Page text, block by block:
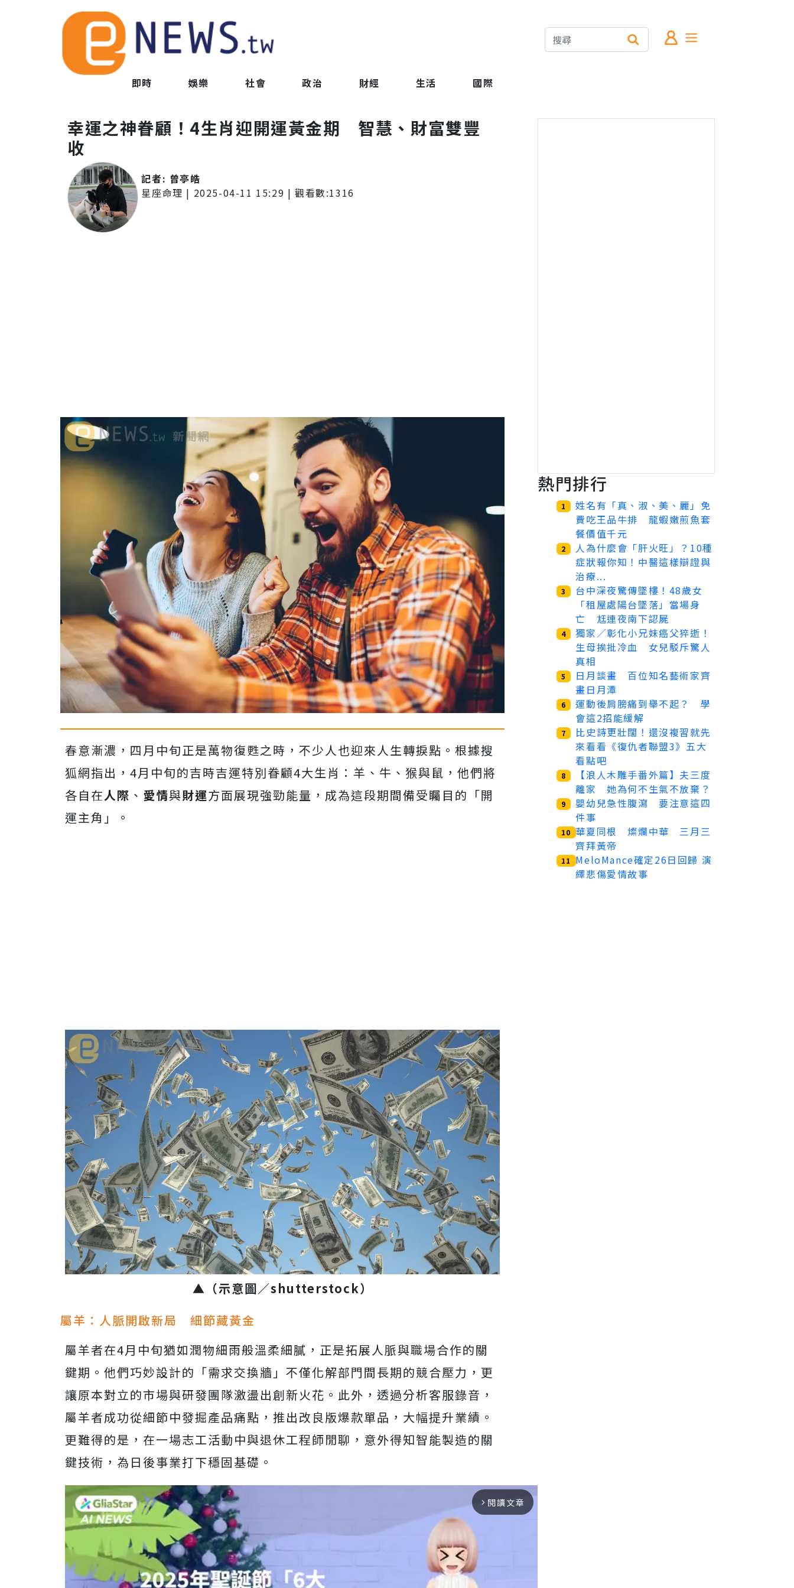
即時 娛樂 社會 政治 財經 生活 國際
幸運之神眷顧！4生肖迎開運黃金期 智慧、財富雙豐
收
記者: 曾亭皓
星座命理 | 2025-04-11 15:29 | 觀看數:1316
春意漸濃，四月中旬正是萬物復甦之時，不少人也迎來人生轉捩點。根據搜
狐網指出，4月中旬的吉時吉運特別眷顧4大生肖：羊、牛、猴與鼠，他們將
各自在人際 、 愛情與財運方面展現強勁能量，成為這段期間備受矚目的「開
運主角」。
▲ （示意圖／shutterstock）
屬羊：人脈開啟新局 細節藏黃金
屬羊者在4月中旬猶如潤物細雨般溫柔細膩，正是拓展人脈與職場合作的關
鍵期。他們巧妙設計的「需求交換牆」不僅化解部門間長期的競合壓力，更
讓原本對立的市場與研發團隊激盪出創新火花。此外，透過分析客服錄音，
屬羊者成功從細節中發掘產品痛點，推出改良版爆款單品，大幅提升業績。
更難得的是，在一場志工活動中與退休工程師閒聊，意外得知智能製造的關
鍵技術，為日後事業打下穩固基礎。
arrow_forward_ios 閱讀文章
熱門排行
1
姓名有「真、淑、美、麗」免
費吃王品牛排 龍蝦嫩煎魚套
餐價值千元
2
人為什麼會「肝火旺」？10種
症狀報你知！中醫這樣辯證與
治療...
3
台中深夜驚傳墜樓！48歲女
「租屋處陽台墜落」當場身
亡 尪連夜南下認屍
4
獨家／彰化小兄妹癌父猝逝！
生母挨批冷血 女兒駁斥驚人
真相
5
日月談畫 百位知名藝術家齊
畫日月潭
6
運動後肩膀痛到舉不起？ 學
會這2招能緩解
7
比史詩更壯闊！還沒複習就先
來看看《復仇者聯盟3》五大
看點吧
8
【浪人木雕手番外篇】夫三度
離家 她為何不生氣不放棄？
9
嬰幼兒急性腹瀉 要注意這四
件事
10 華夏同根 燦爛中華 三月三
齊拜黃帝
11
MeloMance確定26日回歸 演
繹悲傷愛情故事